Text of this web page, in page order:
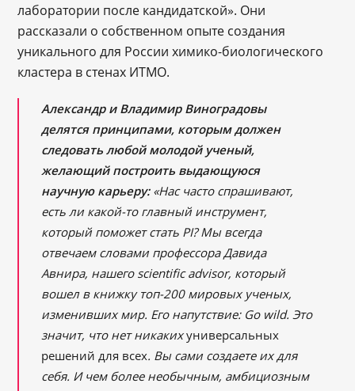
лаборатории после кандидатской». Они
рассказали о собственном опыте создания
уникального для России химико-биологического
кластера в стенах ИТМО.
Александр и Владимир Виноградовы
делятся принципами, которым должен
следовать любой молодой ученый,
желающий построить выдающуюся
научную карьеру:«Нас часто спрашивают,
есть ли какой-то главный инструмент,
который поможет стать PI? Мы всегда
отвечаем словами профессора Давида
Авнира, нашего scientific advisor, который
вошел в книжку топ-200 мировых ученых,
изменивших мир. Его напутствие: Go wild. Это
значит, что нет никакихуниверсальных
решений для всех. Вы сами создаете их для
себя. И чем более необычным, амбициозным